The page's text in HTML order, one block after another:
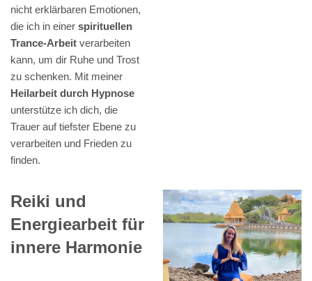
nicht erklärbaren Emotionen,
die ich in einer spirituellen
Trance-Arbeit verarbeiten
kann, um dir Ruhe und Trost
zu schenken. Mit meiner
Heilarbeit durch Hypnose
unterstütze ich dich, die
Trauer auf tiefster Ebene zu
verarbeiten und Frieden zu
finden.
Reiki und
Energiearbeit für
innere Harmonie